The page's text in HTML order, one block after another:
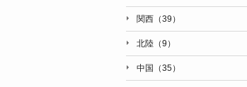
関西（39）
北陸（9）
中国（35）